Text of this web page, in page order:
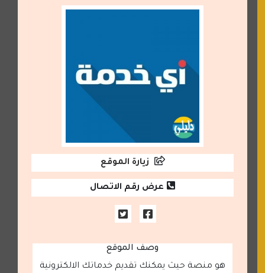
زيارة الموقع
عرض رقم الاتصال
وصف الموقع
هو منصة حيث يمكنك تقديم خدماتك الالكترونية